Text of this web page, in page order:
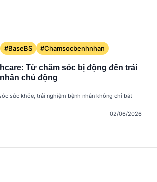
#BaseBS #Chamsocbenhnhan
Từ chăm sóc bị động đến trải
chủ động
sức khỏe, trải nghiệm bệnh nhân không chỉ bắt
02/06/2026